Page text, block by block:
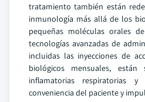
tratamiento también están
inmunología más allá de los
pequeñas moléculas orales
tecnologías avanzadas de
incluidas las inyecciones de
biológicos mensuales, están
inflamatorias respiratorias y
conveniencia del paciente y